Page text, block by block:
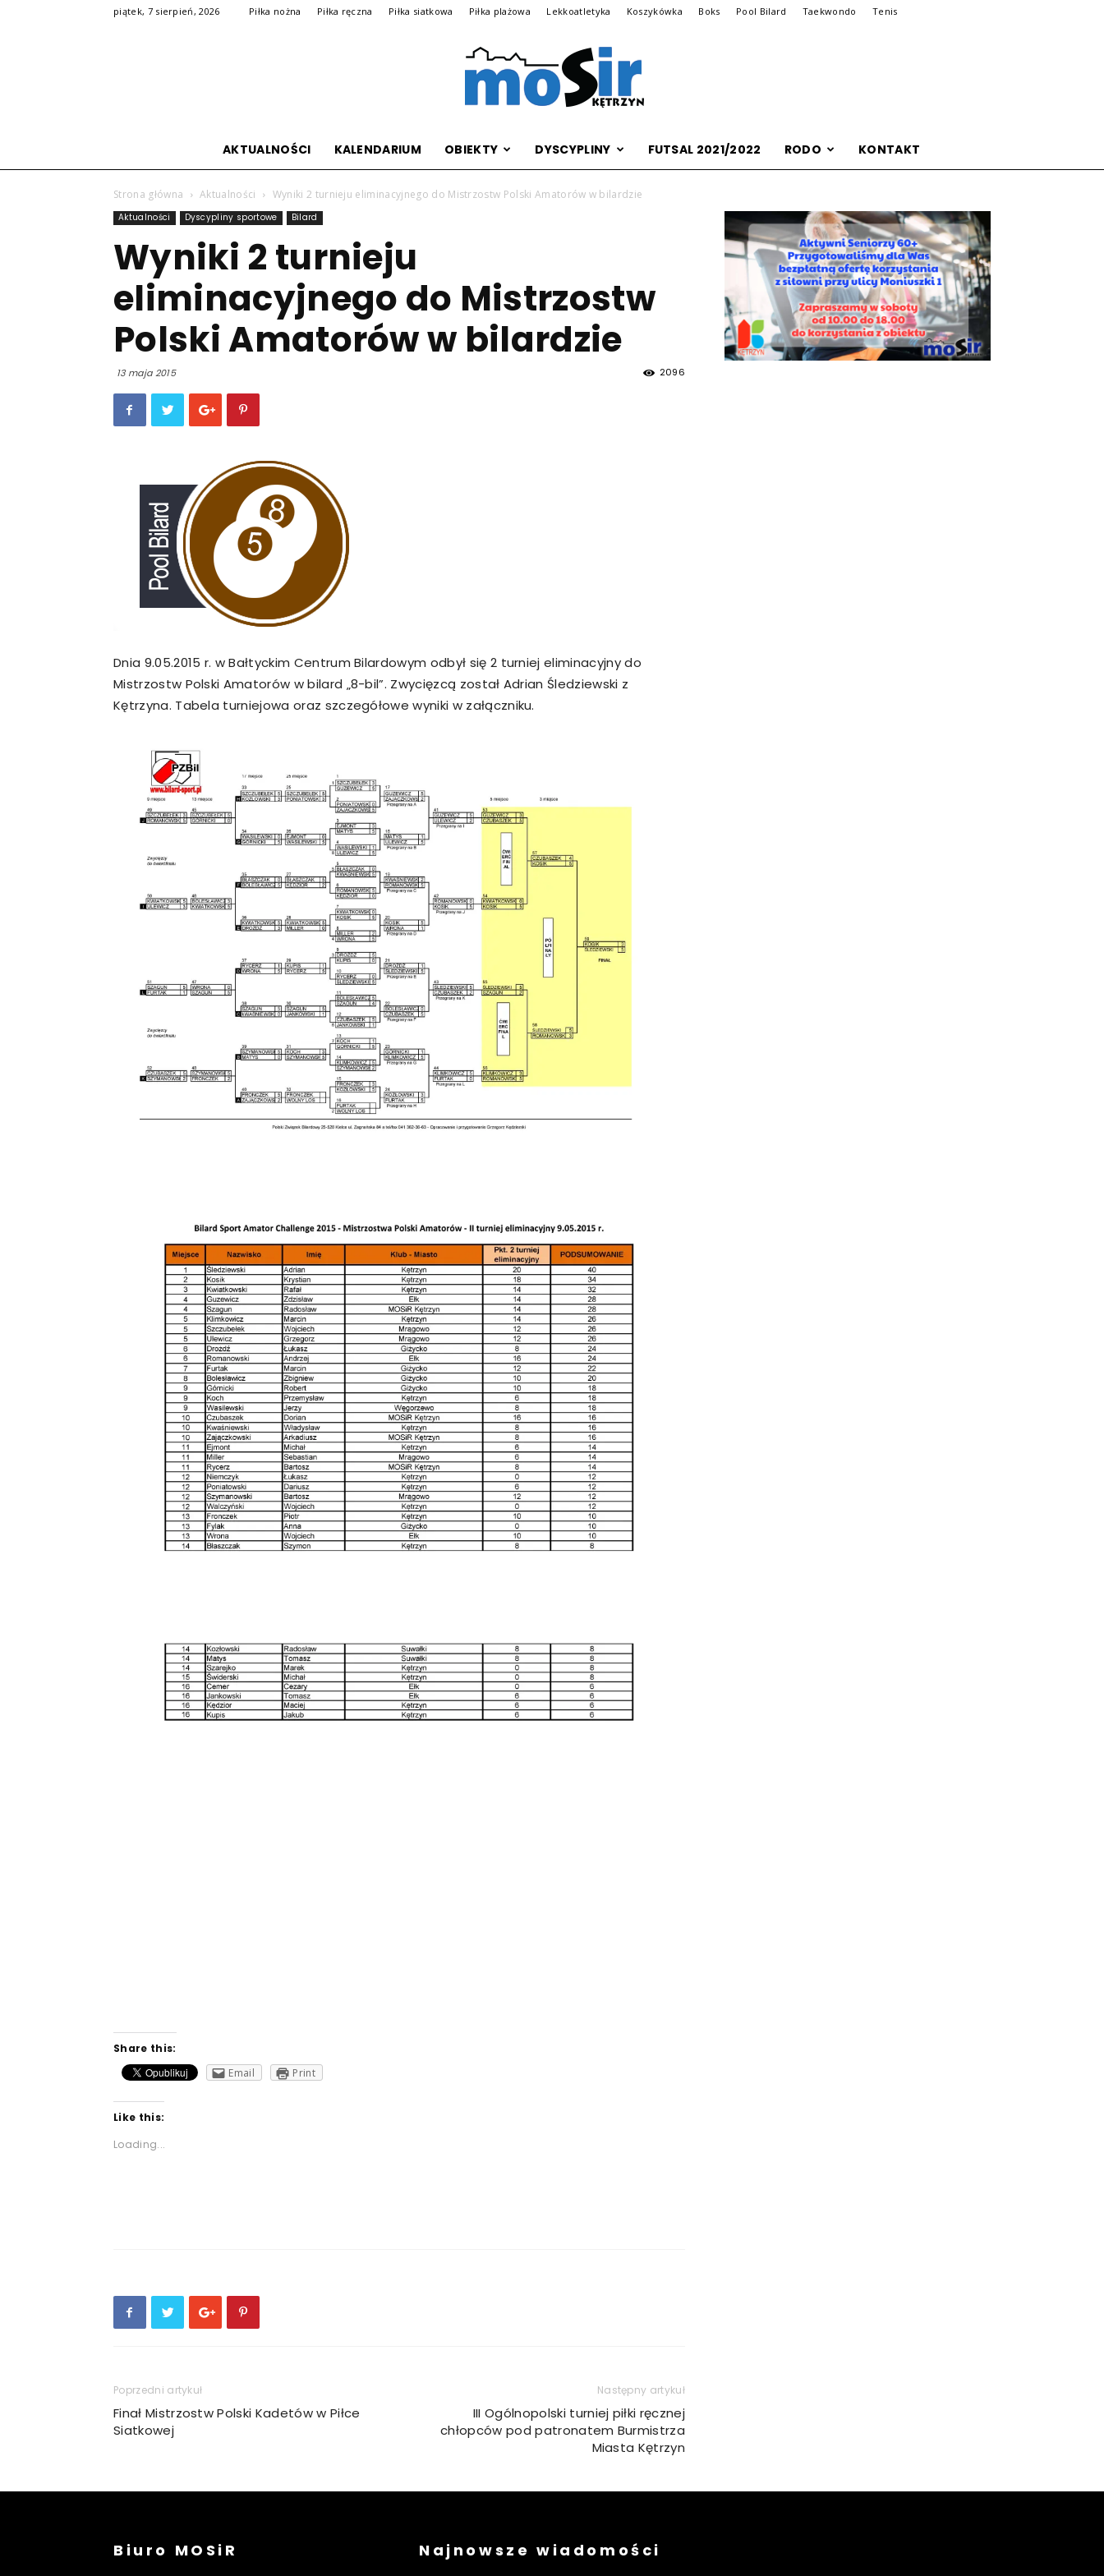
piątek, 7 sierpień, 2026 Piłka nożna Piłka ręczna Piłka siatkowa Piłka plażowa Lekkoatletyka Koszykówka Boks Pool Bilard Taekwondo Tenis
Archiwalna
AKTUALNOŚCI KALENDARIUM OBIEKTY DYSCYPLINY FUTSAL 2021/2022 RODO KONTAKT
Strona główna Aktualności Wyniki 2 turnieju eliminacyjnego do Mistrzostw Polski Amatorów w bilardzie
Aktualności Dyscypliny sportowe Bilard
Wyniki 2 turnieju
eliminacyjnego do Mistrzostw
Polski Amatorów w bilardzie
13 maja 2015 2096
Dnia 9.05.2015 r. w Bałtyckim Centrum Bilardowym odbył się 2 turniej eliminacyjny do
Mistrzostw Polski Amatorów w bilard „8-bil”. Zwycięzcą został Adrian Śledziewski z
Kętrzyna. Tabela turniejowa oraz szczegółowe wyniki w załączniku.
Share this:
Email
Print
Like this:
Loading...
Poprzedni artykuł
Finał Mistrzostw Polski Kadetów w Piłce
Siatkowej
Następny artykuł
III Ogólnopolski turniej piłki ręcznej
chłopców pod patronatem Burmistrza
Miasta Kętrzyn
Biuro MOSiR Najnowsze wiadomości